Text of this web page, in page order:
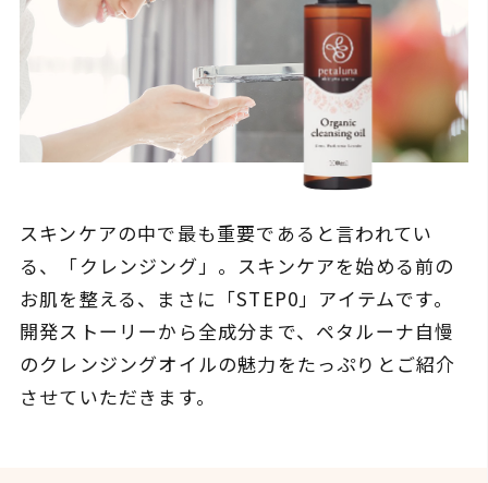
スキンケアの中で最も重要であると言われてい
る、「クレンジング」。スキンケアを始める前の
お肌を整える、まさに「STEP0」アイテムです。
開発ストーリーから全成分まで、ペタルーナ自慢
のクレンジングオイルの魅力をたっぷりとご紹介
させていただきます。